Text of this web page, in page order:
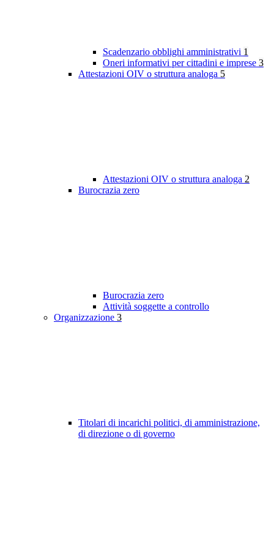
Scadenzario obblighi amministrativi 1
Oneri informativi per cittadini e imprese 3
Attestazioni OIV o struttura analoga 5
Attestazioni OIV o struttura analoga 2
Burocrazia zero
Burocrazia zero
Attività soggette a controllo
Organizzazione 3
Titolari di incarichi politici, di amministrazione,
di direzione o di governo